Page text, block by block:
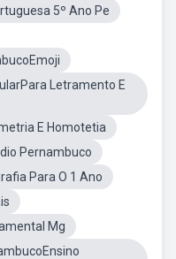
5º Ano Pe
Letramento E
E Homotetia
Pernambuco
Para O 1 Ano
Mg